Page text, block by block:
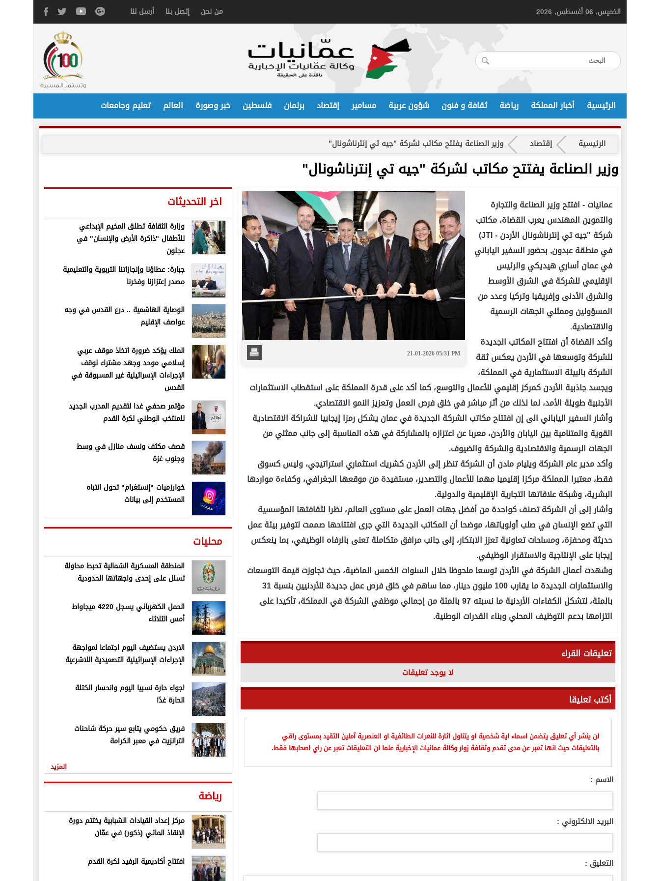
الخميس, 06 أغسطس, 2026 من نحن إتصل بنا أرسل لنا
الرئيسية أخبار المملكة رياضة ثقافة و فنون شؤون عربية مسامير إقتصاد برلمان فلسطين خبر وصورة العالم تعليم وجامعات
الرئيسية إقتصاد وزير الصناعة يفتتح مكاتب لشركة "جيه تي إنترناشونال"
وزير الصناعة يفتتح مكاتب لشركة "جيه تي إنترناشونال"
21-01-2026 05:31 PM
عمانيات -افتتح وزير الصناعة والتجارة
والتموين المهندس يعرب القضاة، مكاتب
شركة "جيه تي إنترناشونال الأردن - JTI)
في منطقة عبدون, بحضور السفير الياباني
في عمان أساري هيديكي والرئيس
الإقليمي للشركة في الشرق الأوسط
والشرق الأدنى وإفريقيا وتركيا وعدد من
المسؤولين وممثلي الجهات الرسمية
والاقتصادية.
وأكد القضاة أن افتتاح المكاتب الجديدة
للشركة وتوسعها في الأردن يعكس ثقة
الشركة بالبيئة الاستثمارية في المملكة،
ويجسد جاذبية الأردن كمركز إقليمي للأعمال والتوسع، كما أكد على قدرة المملكة على استقطاب الاستثمارات
الأجنبية طويلة الأمد، لما لذلك من أثر مباشر في خلق فرص العمل وتعزيز النمو الاقتصادي.
وأشار السفير الياباني الى إن افتتاح مكاتب الشركة الجديدة في عمان يشكل رمزا إيجابيا للشراكة الاقتصادية
القوية والمتنامية بين اليابان والأردن، معربا عن اعتزازه بالمشاركة في هذه المناسبة إلى جانب ممثلي من
الجهات الرسمية والاقتصادية والشركة والضيوف.
وأكد مدير عام الشركة ويليام مادن أن الشركة تنظر إلى الأردن كشريك استثماري استراتيجي، وليس كسوق
فقط، معتبرا المملكة مركزا إقليميا مهما للأعمال والتصدير، مستفيدة من موقعها الجغرافي، وكفاءة مواردها
البشرية، وشبكة علاقاتها التجارية الإقليمية والدولية.
وأشار إلى أن الشركة تصنف كواحدة من أفضل جهات العمل على مستوى العالم، نظرا لثقافتها المؤسسية
التي تضع الإنسان في صلب أولوياتها، موضحا أن المكاتب الجديدة التي جرى افتتاحها صممت لتوفير بيئة عمل
حديثة ومحفزة، ومساحات تعاونية تعزز الابتكار، إلى جانب مرافق متكاملة تعنى بالرفاه الوظيفي، بما ينعكس
إيجابا على الإنتاجية والاستقرار الوظيفي.
وشهدت أعمال الشركة في الأردن توسعا ملحوظا خلال السنوات الخمس الماضية، حيث تجاوزت قيمة التوسعات
والاستثمارات الجديدة ما يقارب 100 مليون دينار، مما ساهم في خلق فرص عمل جديدة للأردنيين بنسبة 31
بالمئة، لتشكل الكفاءات الأردنية ما نسبته 97 بالمئة من إجمالي موظفي الشركة في المملكة، تأكيدا على
التزامها بدعم التوظيف المحلي وبناء القدرات الوطنية.
تعليقات القراء
لا يوجد تعليقات
أكتب تعليقا
لن ينشر أي تعليق يتضمن اسماء اية شخصية او يتناول اثارة للنعرات الطائفية او العنصرية آملين التقيد بمستوى راقي
بالتعليقات حيث انها تعبر عن مدى تقدم وثقافة زوار وكالة عمانيات الإخبارية علما ان التعليقات تعبر عن راي اصحابها فقط.
الاسم :
البريد الالكتروني :
التعليق :
اخر التحديثات
وزارة الثقافة تطلق المخيم الإبداعي
للأطفال "ذاكرة الأرض والإنسان" في
عجلون
جبارة: عطاؤنا وإنجازاتنا التربوية والتعليمية
مصدر إعتزازنا وفخرنا
الوصاية الهاشمية .. درع القدس في وجه
عواصف الإقليم
الملك يؤكد ضرورة اتخاذ موقف عربي
إسلامي موحد وجهد مشترك لوقف
الإجراءات الإسرائيلية غير المسبوقة في
القدس
مؤتمر صحفي غدا لتقديم المدرب الجديد
للمنتخب الوطني لكرة القدم
قصف مكثف ونسف منازل في وسط
وجنوب غزة
خوارزميات "إنستغرام" تحول انتباه
المستخدم إلى بيانات
محليات
المنطقة العسكرية الشمالية تحبط محاولة
تسلل على إحدى واجهاتها الحدودية
الحمل الكهربائي يسجل 4220 ميجاواط
أمس الثلاثاء
الاردن يستضيف اليوم اجتماعا لمواجهة
الإجراءات الإسرائيلية التصعيدية اللاشرعية
اجواء حارة نسبيا اليوم وانحسار الكتلة
الحارة غدًا
فريق حكومي يتابع سير حركة شاحنات
الترانزيت في معبر الكرامة
المزيد
رياضة
مركز إعداد القيادات الشبابية يختتم دورة
الإنقاذ المائي (ذكور) في عمّان
افتتاح أكاديمية الرفيد لكرة القدم